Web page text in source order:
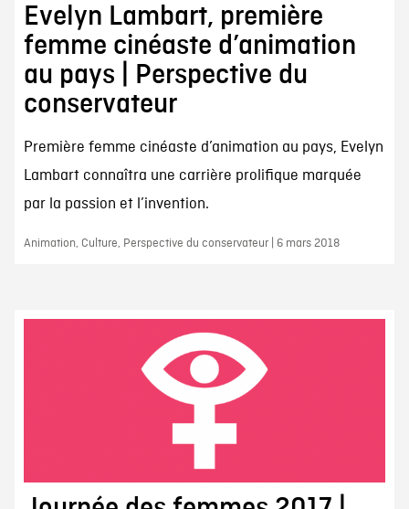
Evelyn Lambart, première
femme cinéaste d’animation
au pays | Perspective du
conservateur
Première femme cinéaste d’animation au pays, Evelyn
Lambart connaîtra une carrière prolifique marquée
par la passion et l’invention.
Animation, Culture, Perspective du conservateur | 6 mars 2018